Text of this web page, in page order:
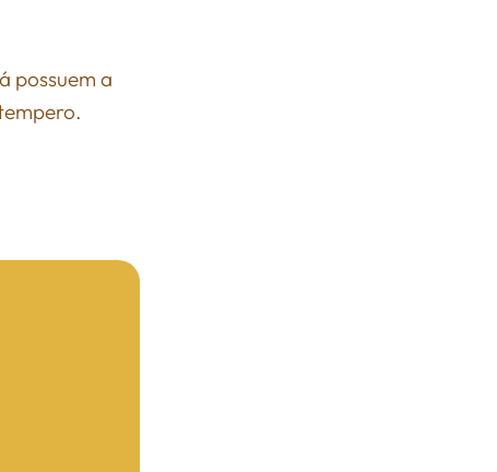
possuem a